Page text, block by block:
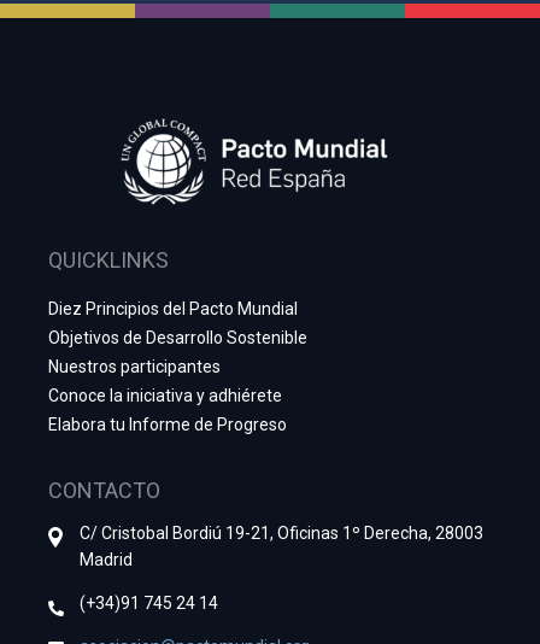
QUICKLINKS
Diez Principios del Pacto Mundial
Objetivos de Desarrollo Sostenible
Nuestros participantes
Conoce la iniciativa y adhiérete
Elabora tu Informe de Progreso
CONTACTO
C/ Cristobal Bordiú 19-21, Oficinas 1º Derecha, 28003
Madrid
(+34)91 745 24 14